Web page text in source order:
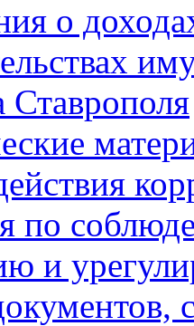
о
Ставрополя
по
и